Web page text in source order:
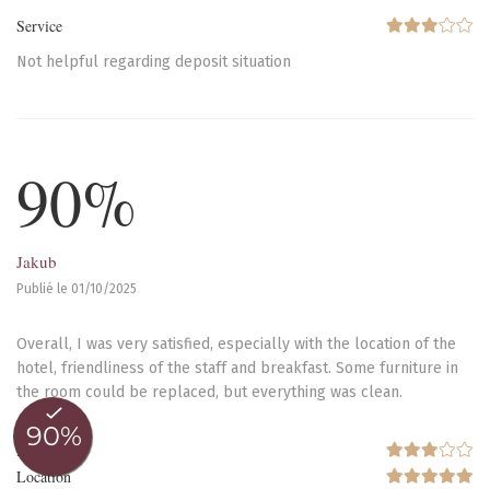
Service
Not helpful regarding deposit situation
90%
Jakub
Publié le 01/10/2025
Overall, I was very satisfied, especially with the location of the
hotel, friendliness of the staff and breakfast. Some furniture in
the room could be replaced, but everything was clean.
Room
Location